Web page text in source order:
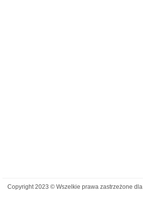
Copyright 2023 © Wszelkie prawa zastrzeżone dla